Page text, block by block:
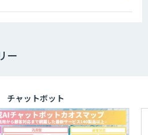
ー
ャットボット